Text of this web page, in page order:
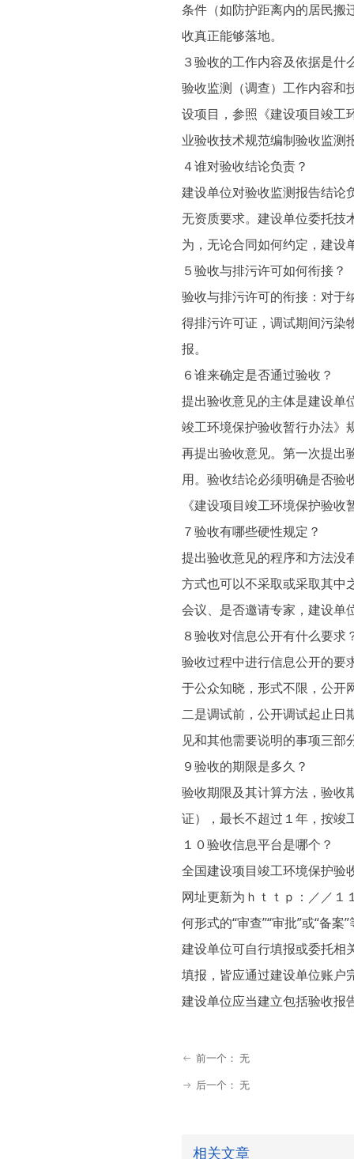
条件（如防护距离内的居民搬
收真正能够落地。
３验收的工作内容及依据是什
验收监测（调查）工作内容和
设项目，参照《建设项目竣
业验收技术规范编制验收监测
４谁对验收结论负责？
建设单位对验收监测报告结论
无资质要求。建设单位委托技
为，无论合同如何约定，建设
５验收与排污许可如何衔接？
验收与排污许可的衔接：对于
得排污许可证，调试期间污染
报。
６谁来确定是否通过验收？
提出验收意见的主体是建设单
竣工环境保护验收暂行办法》
再提出验收意见。第一次提出
用。验收结论必须明确是否验
《建设项目竣工环境保护验
７验收有哪些硬性规定？
提出验收意见的程序和方法没
方式也可以不采取或采取其中
会议、是否邀请专家，建设单
８验收对信息公开有什么要求
验收过程中进行信息公开的要
于公众知晓，形式不限，公开
二是调试前，公开调试起止日
见和其他需要说明的事项三
９验收的期限是多久？
验收期限及其计算方法，验收
证），最长不超过１年，按竣
１０验收信息平台是哪个？
全国建设项目竣工环境保护验
网址更新为ｈｔｔｐ：／／１
何形式的“审查”“审批”或“备
建设单位可自行填报或委托相
填报，皆应通过建设单位账户
建设单位应当建立包括验收报
相关文章
ꂃ 前一个： 无
ꁹ 后一个： 无